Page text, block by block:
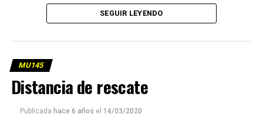
SEGUIR LEYENDO
MU145
Distancia de rescate
Publicada hace 6 años el 14/03/2020